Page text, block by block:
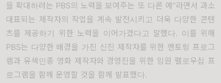
을 확대하려는 PBS의 노력을 보여주는 또 다른 예 ”라면서 과소
대표되는 제작자의 작업을 계속 발전시키고 더욱 다양한 콘텐
츠를 제공하기 위한 노력을 이어가겠다고 말했다. 이를 위해
PBS는 다양한 배경을 가진 신진 제작자를 위한 멘토링 프로그
램과 유색인종 영화 제작자와 경영진을 위한 임원 펠로우십 프
로그램을 함께 운영할 것을 함께 발표했다.